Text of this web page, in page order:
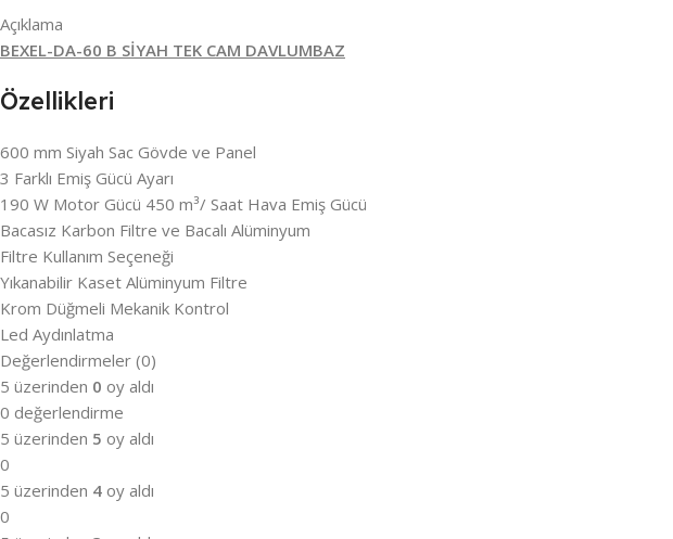
Açıklama
BEXEL-DA-60 B SİYAH TEK CAM DAVLUMBAZ
Özellikleri
600 mm Siyah Sac Gövde ve Panel
3 Farklı Emiş Gücü Ayarı
190 W Motor Gücü 450 m³/ Saat Hava Emiş Gücü
Bacasız Karbon Filtre ve Bacalı Alüminyum
Filtre Kullanım Seçeneği
Yıkanabilir Kaset Alüminyum Filtre
Krom Düğmeli Mekanik Kontrol
Led Aydınlatma
Değerlendirmeler (0)
5 üzerinden 0 oy aldı
0 değerlendirme
5 üzerinden 5 oy aldı
0
5 üzerinden 4 oy aldı
0